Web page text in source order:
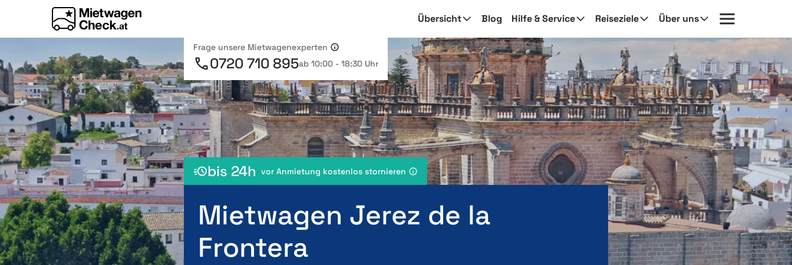
Übersicht Blog Hilfe & Service Reiseziele Über uns
Frage unsere Mietwagenexperten
0720 710 895ab 10:00 - 18:30 Uhr
bis 24h vor Anmietung kostenlos stornieren
Mietwagen Jerez de la
Frontera